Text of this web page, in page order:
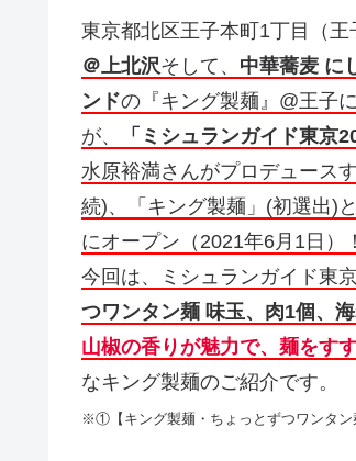
東京都北区王子本町1丁目（
＠上北沢そして、 中華蕎麦 に
ンドの『キング製麺』@王子
が、
「ミシュランガイド東京
水原裕満さんがプロデュース
続)、「キング製麺」(初選出)
にオープン（2021年6月1日）！
今回は、ミシュランガイド東
つワンタン麺 味玉、肉1個、
山椒の香りが魅力で、麺をす
なキング製麺のご紹介です。
※①【キング製麺・ちょっとずつワンタン